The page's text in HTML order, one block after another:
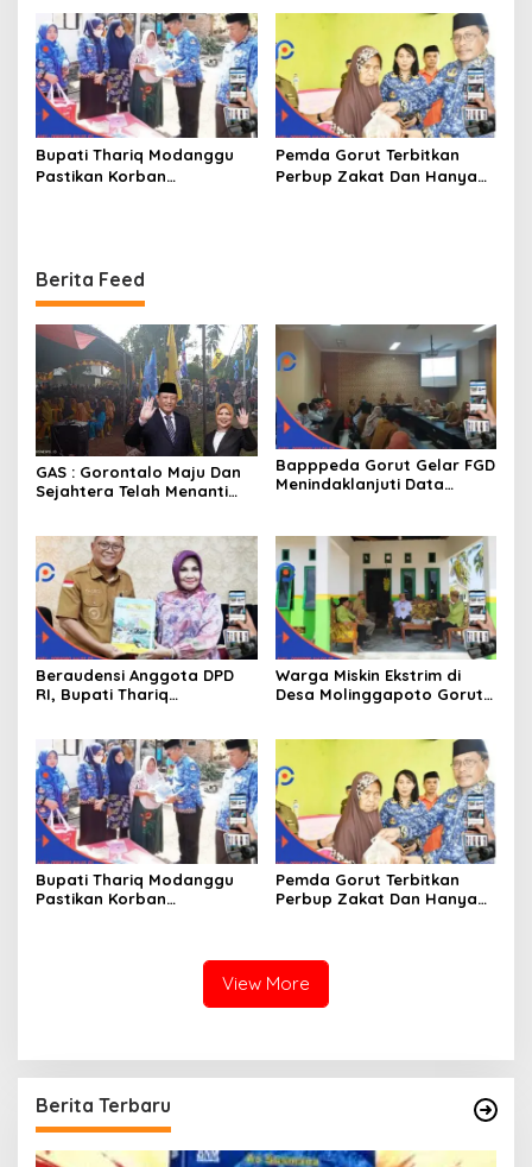
Memperkenalkan Jakestra
Bupati Thariq Modanggu
Pastikan Korban
Pemda Gorut Terbitkan
Perbup Zakat Dan Hanya
Berita Feed
GAS : Gorontalo Maju Dan
Sejahtera Telah Menanti
Bapppeda Gorut Gelar FGD
Menindaklanjuti Data
Beraudensi Anggota DPD
RI, Bupati Thariq
Warga Miskin Ekstrim di
Desa Molinggapoto Gorut
Bupati Thariq Modanggu
Pastikan Korban
Pemda Gorut Terbitkan
Perbup Zakat Dan Hanya
View More
Berita Terbaru